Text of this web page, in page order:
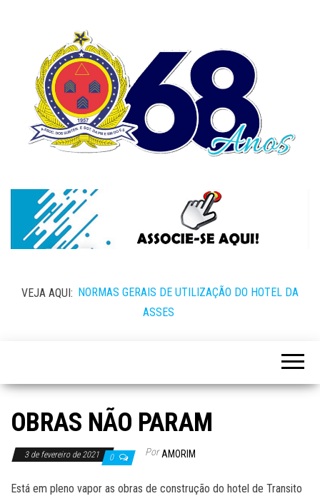
VEJA AQUI: NORMAS GERAIS DE UTILIZAÇÃO DO HOTEL DA
ASSES
OBRAS NÃO PARAM
3 de fevereiro de 2021 0 Por AMORIM
Está em pleno vapor as obras de construção do hotel de Transito